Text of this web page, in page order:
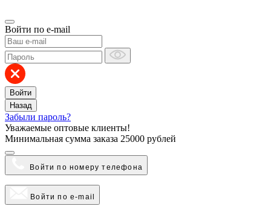
Войти по e-mail
Войти
Назад
Забыли пароль?
Уважаемые оптовые клиенты!
Минимальная сумма заказа 25000 рублей
Войти по номеру телефона
Войти по e-mail